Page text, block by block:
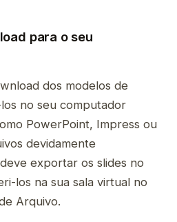
para o seu
dos modelos de
no seu computador
PowerPoint, Impress ou
devidamente
exportar os slides no
los na sua sala virtual no
Arquivo.